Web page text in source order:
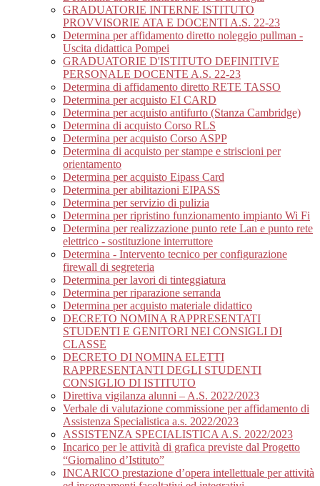
GRADUATORIE INTERNE ISTITUTO
PROVVISORIE ATA E DOCENTI A.S. 22-23
Determina per affidamento diretto noleggio pullman -
Uscita didattica Pompei
GRADUATORIE D'ISTITUTO DEFINITIVE
PERSONALE DOCENTE A.S. 22-23
Determina di affidamento diretto RETE TASSO
Determina per acquisto EI CARD
Determina per acquisto antifurto (Stanza Cambridge)
Determina di acquisto Corso RLS
Determina per acquisto Corso ASPP
Determina di acquisto per stampe e striscioni per
orientamento
Determina per acquisto Eipass Card
Determina per abilitazioni EIPASS
Determina per servizio di pulizia
Determina per ripristino funzionamento impianto Wi Fi
Determina per realizzazione punto rete Lan e punto rete
elettrico - sostituzione interruttore
Determina - Intervento tecnico per configurazione
firewall di segreteria
Determina per lavori di tinteggiatura
Determina per riparazione serranda
Determina per acquisto materiale didattico
DECRETO NOMINA RAPPRESENTATI
STUDENTI E GENITORI NEI CONSIGLI DI
CLASSE
DECRETO DI NOMINA ELETTI
RAPPRESENTANTI DEGLI STUDENTI
CONSIGLIO DI ISTITUTO
Direttiva vigilanza alunni – A.S. 2022/2023
Verbale di valutazione commissione per affidamento di
Assistenza Specialistica a.s. 2022/2023
ASSISTENZA SPECIALISTICA A.S. 2022/2023
Incarico per le attività di grafica previste dal Progetto
“Giornalino d’Istituto”
INCARICO prestazione d’opera intellettuale per attività